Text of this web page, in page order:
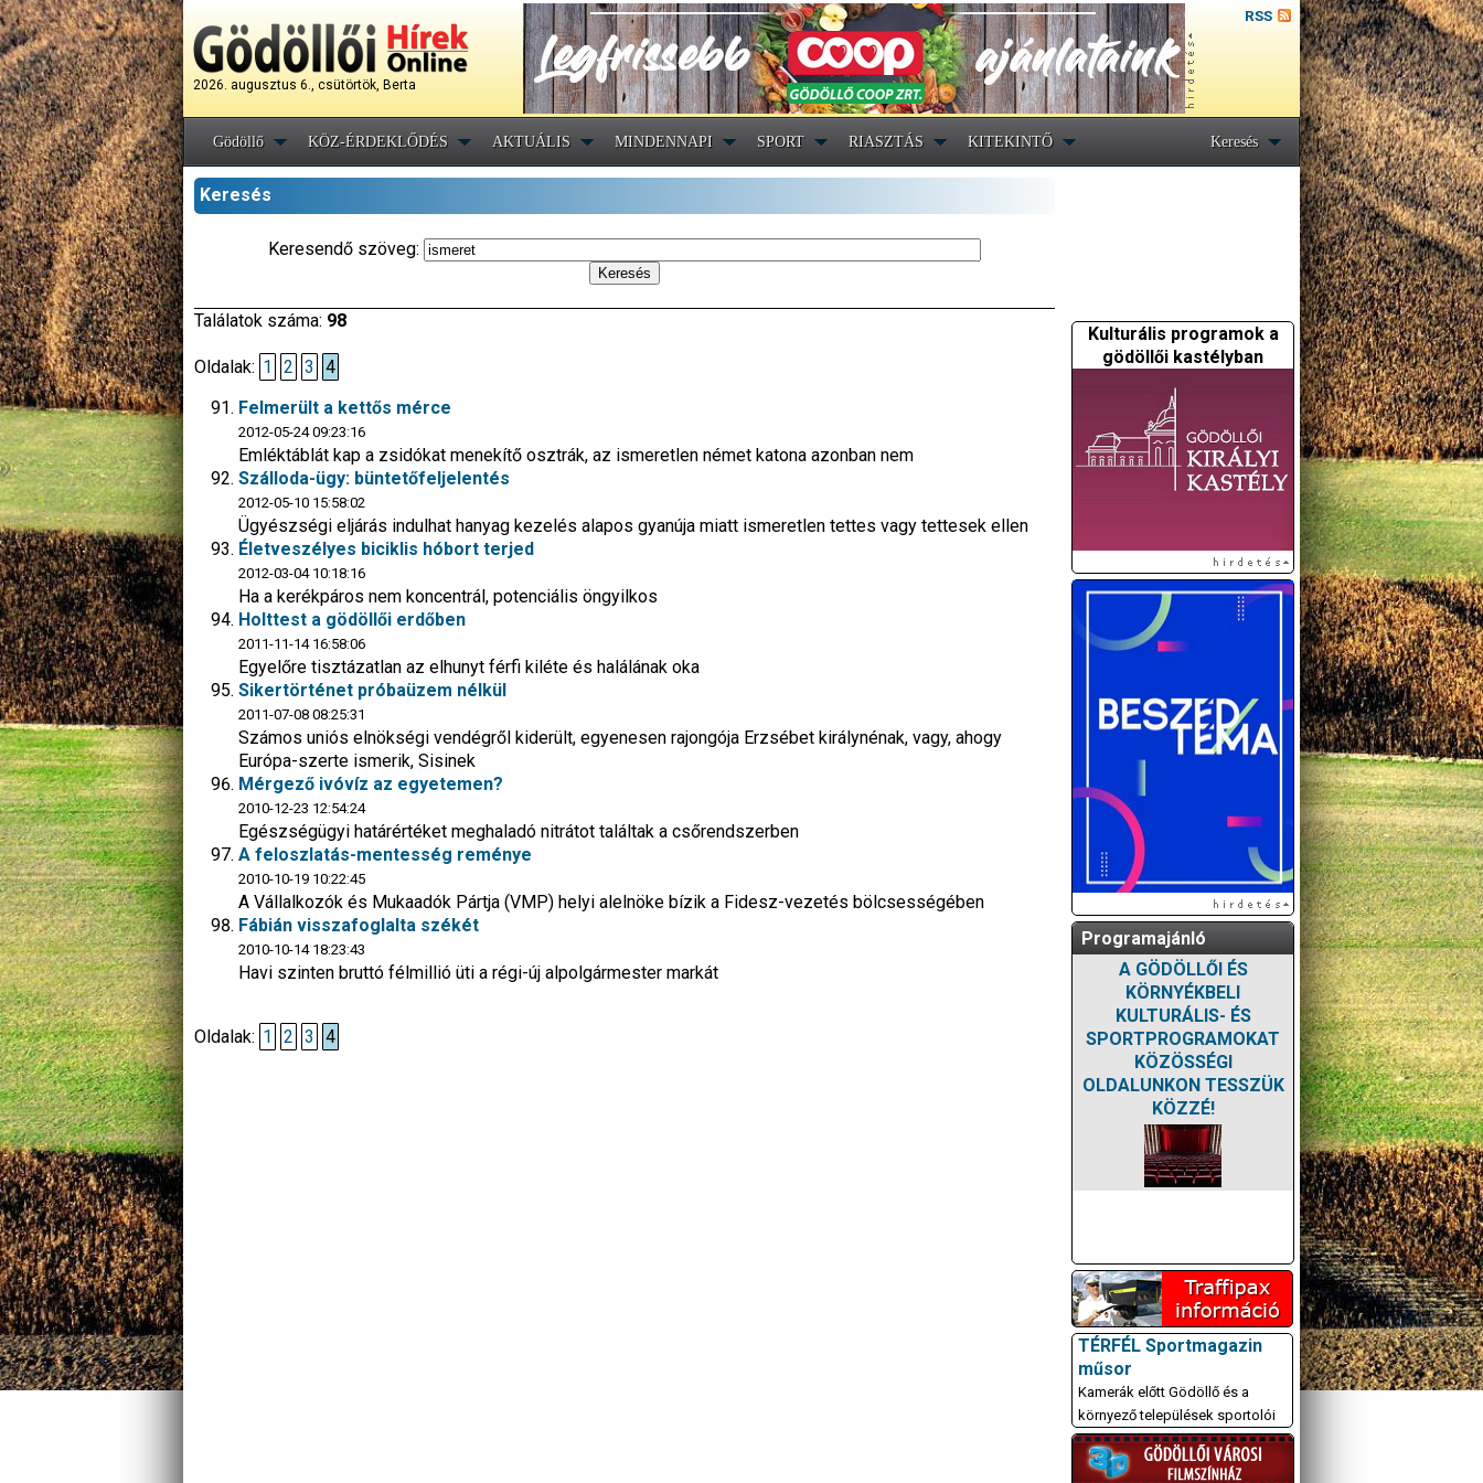
2026. augusztus 6., csütörtök, Berta
RSS
Gödöllő KÖZ-ÉRDEKLŐDÉS AKTUÁLIS MINDENNAPI SPORT RIASZTÁS KITEKINTŐ Keresés
Keresés
Keresendő szöveg:
Találatok száma: 98
Oldalak: 1 2 3
4
Felmerült a kettős mérce
2012-05-24 09:23:16
Emléktáblát kap a zsidókat menekítő osztrák, az ismeretlen német katona azonban nem
Szálloda-ügy: büntetőfeljelentés
2012-05-10 15:58:02
Ügyészségi eljárás indulhat hanyag kezelés alapos gyanúja miatt ismeretlen tettes vagy tettesek ellen
Életveszélyes biciklis hóbort terjed
2012-03-04 10:18:16
Ha a kerékpáros nem koncentrál, potenciális öngyilkos
Holttest a gödöllői erdőben
2011-11-14 16:58:06
Egyelőre tisztázatlan az elhunyt férfi kiléte és halálának oka
Sikertörténet próbaüzem nélkül
2011-07-08 08:25:31
Számos uniós elnökségi vendégről kiderült, egyenesen rajongója Erzsébet királynénak, vagy, ahogy
Európa-szerte ismerik, Sisinek
Mérgező ivóvíz az egyetemen?
2010-12-23 12:54:24
Egészségügyi határértéket meghaladó nitrátot találtak a csőrendszerben
A feloszlatás-mentesség reménye
2010-10-19 10:22:45
A Vállalkozók és Mukaadók Pártja (VMP) helyi alelnöke bízik a Fidesz-vezetés bölcsességében
Fábián visszafoglalta székét
2010-10-14 18:23:43
Havi szinten bruttó félmillió üti a régi-új alpolgármester markát
Oldalak: 1 2 3 4
Kulturális programok a
gödöllői kastélyban
Programajánló
A GÖDÖLLŐI ÉS
KÖRNYÉKBELI
KULTURÁLIS- ÉS
SPORTPROGRAMOKAT
KÖZÖSSÉGI
OLDALUNKON TESSZÜK
KÖZZÉ!
TÉRFÉL Sportmagazin
műsor
Kamerák előtt Gödöllő és a
környező települések sportolói